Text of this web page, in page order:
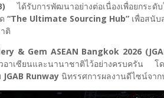
ได้รับการพัฒนาอย่างต่อเนื่องเพื่อยกระ
“The Ultimate Sourcing Hub” เพื่อสนั
ติ
& Gem ASEAN Bangkok 2026
อาเซียนและนานาชาติไว้อย่างครบครัน
JGAB Runway นิทรรศการผลงานดีไซน์จา